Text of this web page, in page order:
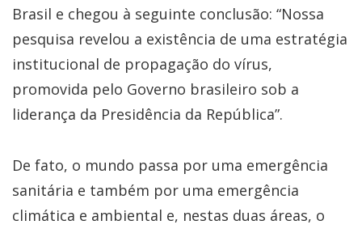
Brasil e chegou à seguinte conclusão: “Nossa
pesquisa revelou a existência de uma estratégia
institucional de propagação do vírus,
promovida pelo Governo brasileiro sob a
liderança da Presidência da República”.
De fato, o mundo passa por uma emergência
sanitária e também por uma emergência
climática e ambiental e, nestas duas áreas, o